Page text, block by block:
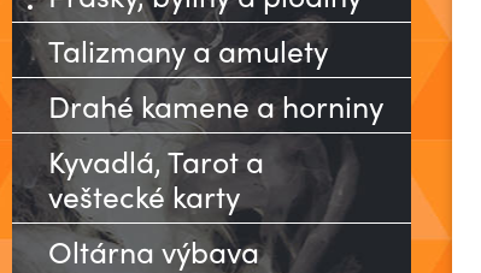
Talizmany a amulety
Drahé kamene a horniny
Kyvadlá, Tarot a
veštecké karty
Oltárna výbava